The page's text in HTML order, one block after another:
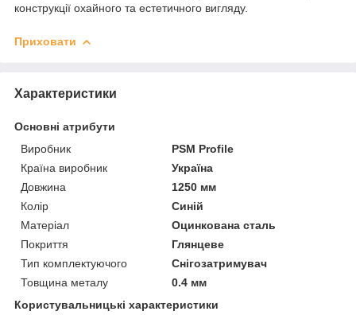
конструкції охайного та естетичного вигляду.
Приховати
Характеристики
Основні атрибути
Виробник
PSM Profile
Країна виробник
Україна
Довжина
1250 мм
Колір
Синій
Матеріал
Оцинкована сталь
Покриття
Глянцеве
Тип комплектуючого
Снігозатримувач
Товщина металу
0.4 мм
Користувальницькі характеристики